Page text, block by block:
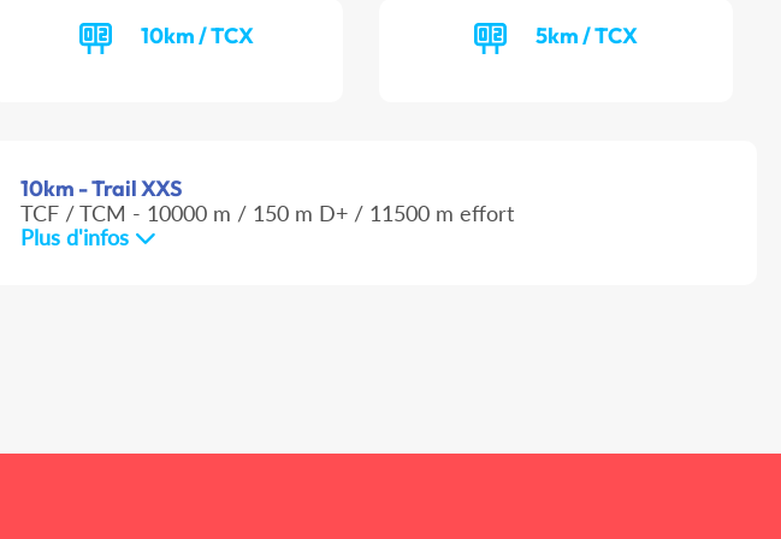
10km / TCX 5km / TCX
10km - Trail XXS
TCF / TCM - 10000 m / 150 m D+ / 11500 m effort
Plus d'infos